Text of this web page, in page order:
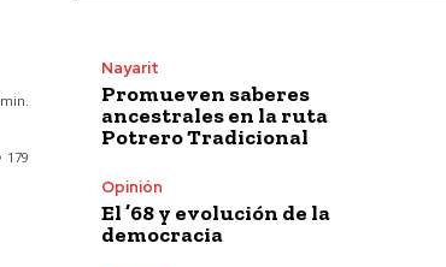
min.
179
Nayarit
Promueven saberes
ancestrales en la ruta
Potrero Tradicional
Opinión
El ’68 y evolución de la
democracia